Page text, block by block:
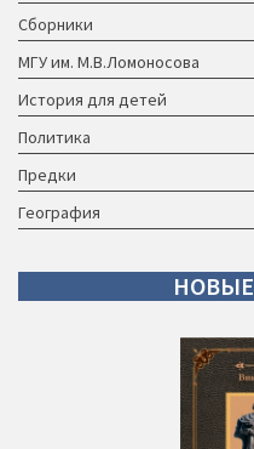
Сборники
МГУ им. М.В.Ломоносова
История для детей
Политика
Предки
География
НОВЫЕ